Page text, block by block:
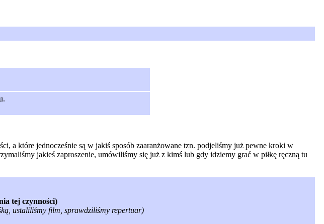
a które jednocześnie są w jakiś sposób zaaranżowane tzn. podjeliśmy już pewne kroki w
jakieś zaproszenie, umówiliśmy się już z kimś lub gdy idziemy grać w piłkę ręczną tu
tej czynności)
ustaliliśmy film, sprawdziliśmy repertuar)